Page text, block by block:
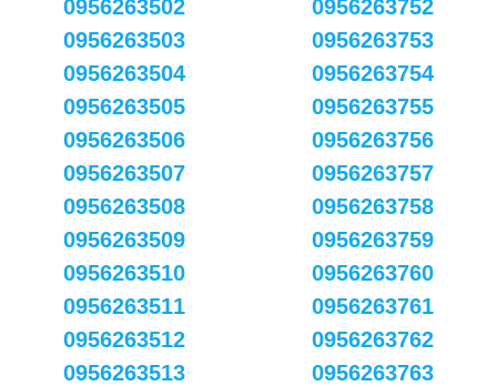
0956263502
0956263503
0956263504
0956263505
0956263506
0956263507
0956263508
0956263509
0956263510
0956263511
0956263512
0956263513
0956263752
0956263753
0956263754
0956263755
0956263756
0956263757
0956263758
0956263759
0956263760
0956263761
0956263762
0956263763